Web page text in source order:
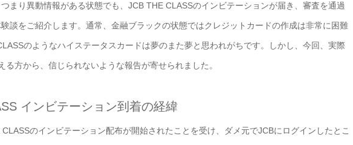
まり異動情報がある状態でも、JCB THE CLASSのインビテーションが届き、審査を通過
談をご紹介します。通常、金融ブラックの状態ではクレジットカードの作成は非常に困難
のようなハイステータスカードは夢のまた夢と思われがちです。しかし、今回、実際
る方から、信じられないような報告が寄せられました。
インビテーション到着の経緯
のインビテーション配布が開始されたことを受け、ダメ元でJCBにログインしたとこ